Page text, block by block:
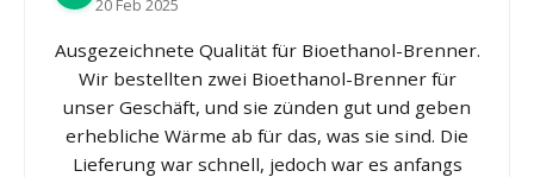
Ausgezeichnete Qualität für Bioethanol-Brenner.
Wir bestellten zwei Bioethanol-Brenner für
unser Geschäft, und sie zünden gut und geben
erhebliche Wärme ab für das, was sie sind. Die
Lieferung war schnell, jedoch war es anfangs